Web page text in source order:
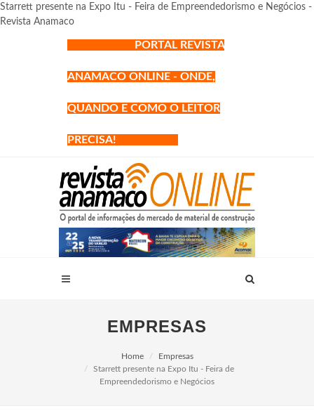
Starrett presente na Expo Itu - Feira de Empreendedorismo e Negócios -
Revista Anamaco
PORTAL REVISTA
ANAMACO ONLINE - ONDE,
QUANDO E COMO O LEITOR
PRECISA!
EMPRESAS
Home
Empresas
Starrett presente na Expo Itu - Feira de
Empreendedorismo e Negócios